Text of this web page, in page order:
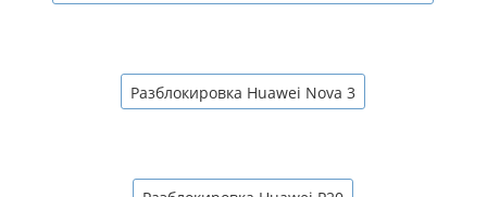
Разблокировка Huawei Nova 3